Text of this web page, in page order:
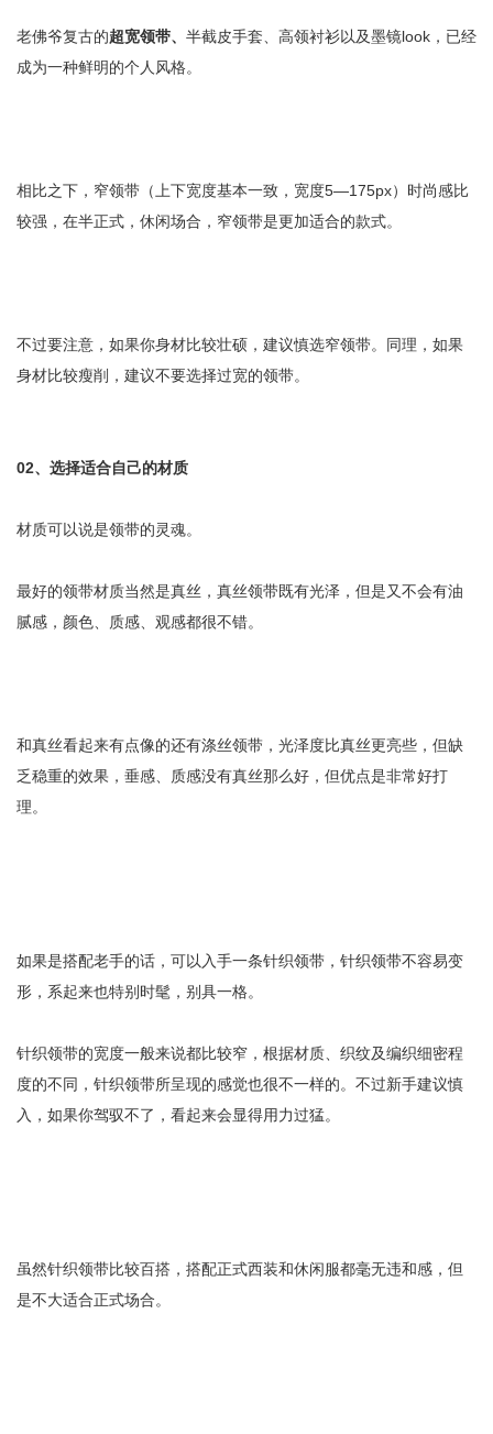
老佛爷复古的超宽领带、 半截皮手套、高领衬衫以及墨镜look，已经
成为一种鲜明的个人风格。
相比之下，窄领带（上下宽度基本一致，宽度5—175px）时尚感比
较强，在半正式，休闲场合，窄领带是更加适合的款式。
不过要注意，如果你身材比较壮硕，建议慎选窄领带。同理，如果
身材比较瘦削，建议不要选择过宽的领带。
02、 选择适合自己的材质
材质可以说是领带的灵魂。
最好的领带材质当然是真丝，真丝领带既有光泽，但是又不会有油
腻感，颜色、质感、观感都很不错。
和真丝看起来有点像的还有涤丝领带，光泽度比真丝更亮些，但缺
乏稳重的效果，垂感、质感没有真丝那么好，但优点是非常好打
理。
如果是搭配老手的话，可以入手一条针织领带，针织领带不容易变
形，系起来也特别时髦，别具一格。
针织领带的宽度一般来说都比较窄，根据材质、织纹及编织细密程
度的不同，针织领带所呈现的感觉也很不一样的。不过新手建议慎
入，如果你驾驭不了，看起来会显得用力过猛。
虽然针织领带比较百搭，搭配正式西装和休闲服都毫无违和感，但
是不大适合正式场合。